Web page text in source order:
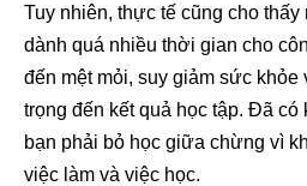
Tuy nhiên, thực tế cũng cho
dành quá nhiều thời gian cho
đến mệt mỏi, suy giảm sức
trọng đến kết quả học tập. Đã
bạn phải bỏ học giữa chừng vì
việc làm và việc học.